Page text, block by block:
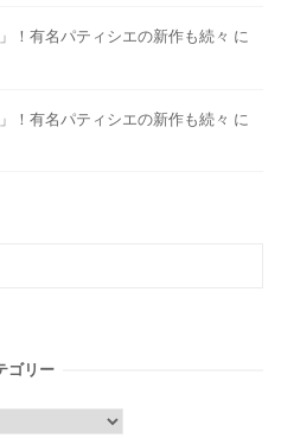
！有名パティシエの新作も続々 に
！有名パティシエの新作も続々 に
ゴリー